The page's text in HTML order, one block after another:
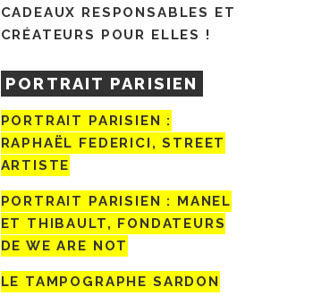
CADEAUX RESPONSABLES ET
CRÉATEURS POUR ELLES !
PORTRAIT PARISIEN
PORTRAIT PARISIEN :
RAPHAËL FEDERICI, STREET
ARTISTE
PORTRAIT PARISIEN : MANEL
ET THIBAULT, FONDATEURS
DE WE ARE NOT
LE TAMPOGRAPHE SARDON